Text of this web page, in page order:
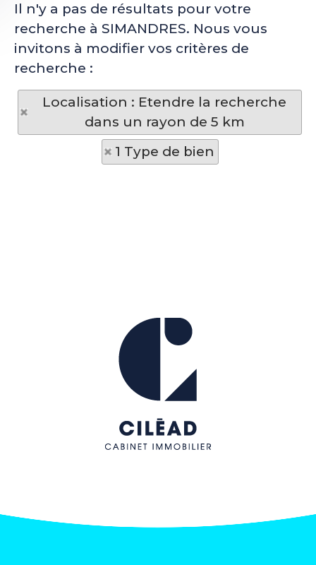
Il n'y a pas de résultats pour votre
recherche à SIMANDRES. Nous vous
invitons à modifier vos critères de
recherche :
Localisation : Etendre la recherche
dans un rayon de 5 km
1 Type de bien